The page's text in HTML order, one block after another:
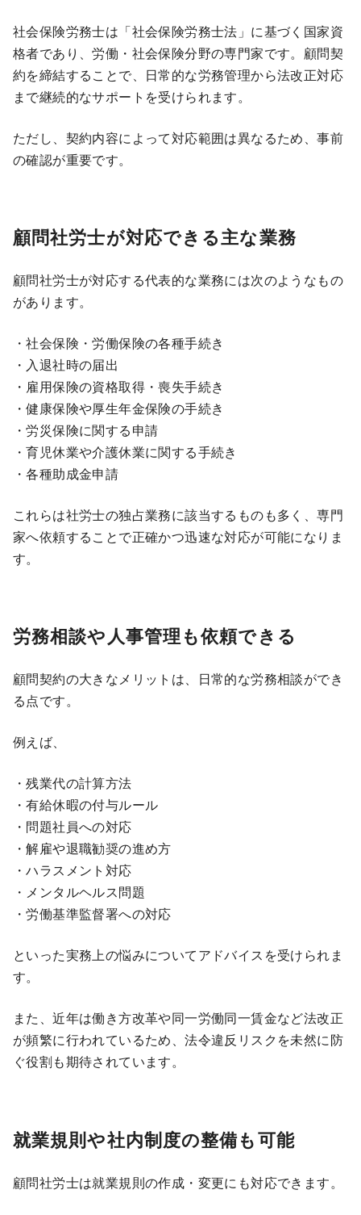
社会保険労務士は「社会保険労務士法」に基づく国家資
格者であり、労働・社会保険分野の専門家です。顧問契
約を締結することで、日常的な労務管理から法改正対応
まで継続的なサポートを受けられます。
ただし、契約内容によって対応範囲は異なるため、事前
の確認が重要です。
顧問社労士が対応できる主な業務
顧問社労士が対応する代表的な業務には次のようなもの
があります。
・社会保険・労働保険の各種手続き
・入退社時の届出
・雇用保険の資格取得・喪失手続き
・健康保険や厚生年金保険の手続き
・労災保険に関する申請
・育児休業や介護休業に関する手続き
・各種助成金申請
これらは社労士の独占業務に該当するものも多く、専門
家へ依頼することで正確かつ迅速な対応が可能になりま
す。
労務相談や人事管理も依頼できる
顧問契約の大きなメリットは、日常的な労務相談ができ
る点です。
例えば、
・残業代の計算方法
・有給休暇の付与ルール
・問題社員への対応
・解雇や退職勧奨の進め方
・ハラスメント対応
・メンタルヘルス問題
・労働基準監督署への対応
といった実務上の悩みについてアドバイスを受けられま
す。
また、近年は働き方改革や同一労働同一賃金など法改正
が頻繁に行われているため、法令違反リスクを未然に防
ぐ役割も期待されています。
就業規則や社内制度の整備も可能
顧問社労士は就業規則の作成・変更にも対応できます。